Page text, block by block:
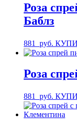
Роза
Баблз
881 руб.
Роза
881 руб.